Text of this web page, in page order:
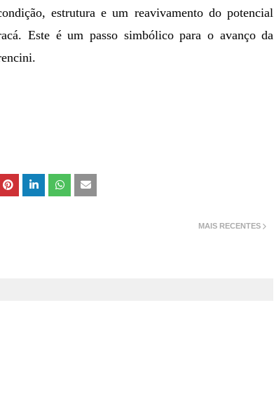
estrutura e um reavivamento do potencial
Este é um passo simbólico para o avanço da
MAIS RECENTES